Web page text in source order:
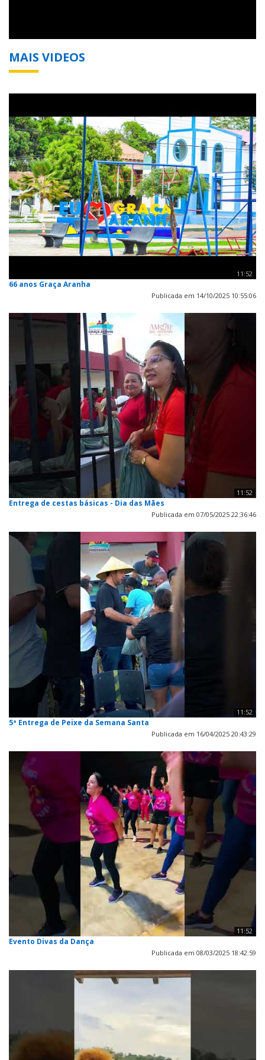
MAIS VIDEOS
11:52
66 anos Graça Aranha
Publicada em 14/10/2025 10:55:06
11:52
Entrega de cestas básicas - Dia das Mães
Publicada em 07/05/2025 22:36:46
11:52
5ª Entrega de Peixe da Semana Santa
Publicada em 16/04/2025 20:43:29
11:52
Evento Divas da Dança
Publicada em 08/03/2025 18:42:59